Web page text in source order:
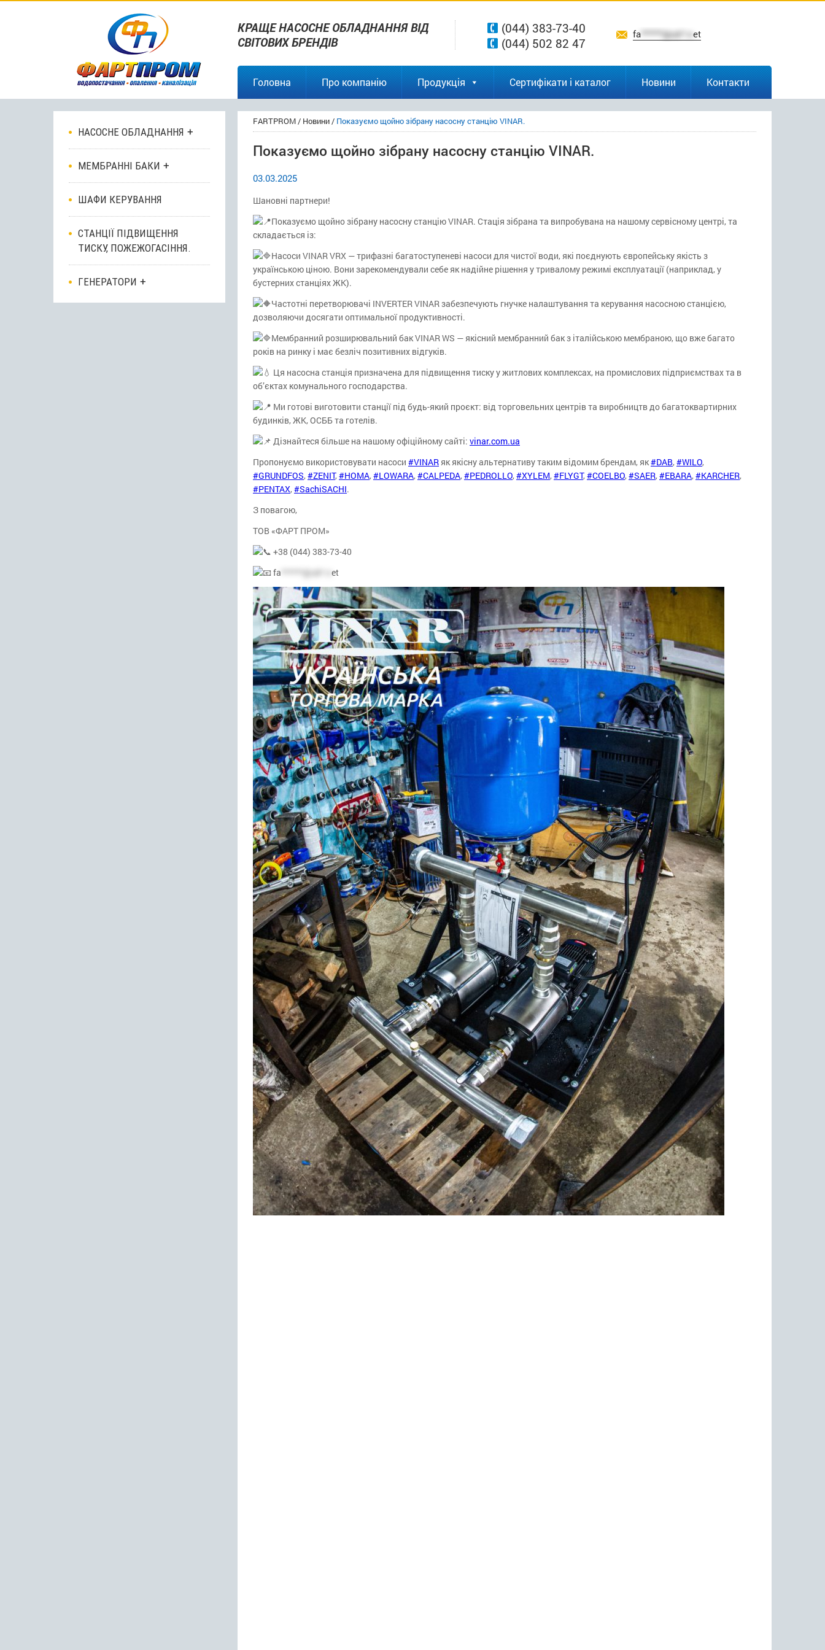
КРАЩЕ НАСОСНЕ ОБЛАДНАННЯ ВІД
СВІТОВИХ БРЕНДІВ
(044) 383-73-40
(044) 502 82 47
fa ******@uk*.n et
Головна Про компанію Продукція Сертифікати і каталог Новини Контакти
НАСОСНЕ ОБЛАДНАННЯ
МЕМБРАННІ БАКИ
ШАФИ КЕРУВАННЯ
СТАНЦІЇ ПІДВИЩЕННЯ
ТИСКУ, ПОЖЕЖОГАСІННЯ.
ГЕНЕРАТОРИ
FARTPROM/ Новини/ Показуємо щойно зібрану насосну станцію VINAR.
Показуємо щойно зібрану насосну станцію VINAR.
03.03.2025
Шановні партнери!
Показуємо щойно зібрану насосну станцію VINAR. Стація зібрана та випробувана на нашому сервісному центрі, та
складається із:
Насоси VINAR VRX — трифазні багатоступеневі насоси для чистої води, які поєднують європейську якість з
українською ціною. Вони зарекомендували себе як надійне рішення у тривалому режимі експлуатації (наприклад, у
бустерних станціях ЖК).
Частотні перетворювачі INVERTER VINAR забезпечують гнучке налаштування та керування насосною станцією,
дозволяючи досягати оптимальної продуктивності.
Мембранний розширювальний бак VINAR WS — якісний мембранний бак з італійською мембраною, що вже багато
років на ринку і має безліч позитивних відгуків.
Ця насосна станція призначена для підвищення тиску у житлових комплексах, на промислових підприємствах та в
об’єктах комунального господарства.
Ми готові виготовити станції під будь-який проєкт: від торговельних центрів та виробництв до багатоквартирних
будинків, ЖК, ОСББ та готелів.
Дізнайтеся більше на нашому офіційному сайті: vinar.com.ua
Пропонуємо використовувати насоси #VINARяк якісну альтернативу таким відомим брендам, як#DAB,#WILO,
#GRUNDFOS,#ZENIT,#HOMA,#LOWARA,#CALPEDA,#PEDROLLO,#XYLEM,#FLYGT,#COELBO,#SAER,#EBARA,#KARCHER,
#PENTAX,#SachiSACHI.
З повагою,
ТОВ «ФАРТ ПРОМ»
+38 (044) 383-73-40
fa ******@uk*.n et